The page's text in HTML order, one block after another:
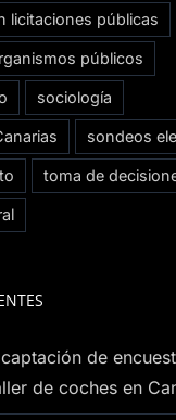
licitaciones públicas
públicos
sociología
sondeos
toma de
de
de coches en